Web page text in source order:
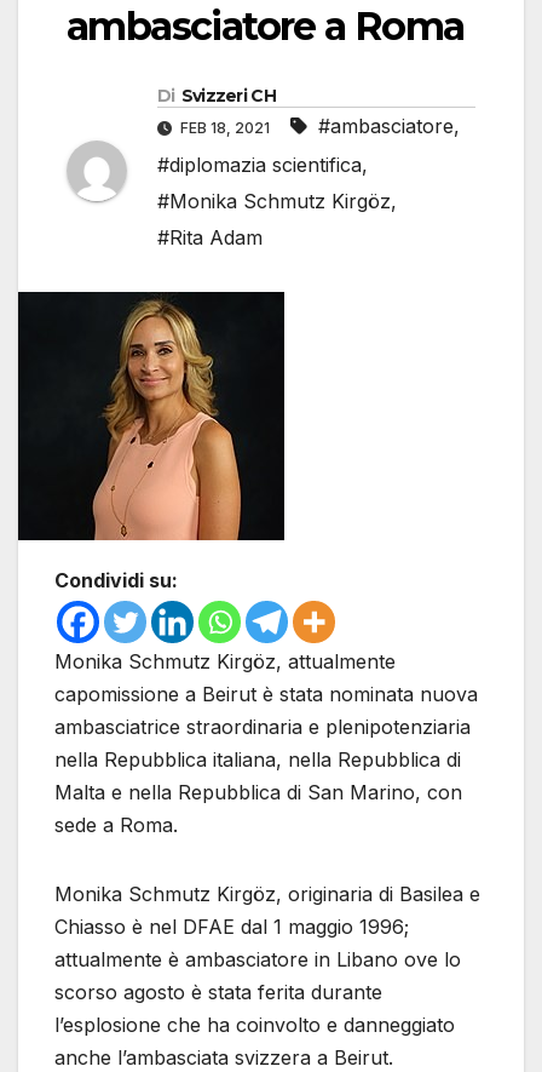
ambasciatore a Roma
Di Svizzeri CH
FEB 18, 2021 #ambasciatore,
#diplomazia scientifica,
#Monika Schmutz Kirgöz,
#Rita Adam
Condividi su:
Monika Schmutz Kirgöz, attualmente
capomissione a Beirut è stata nominata nuova
ambasciatrice straordinaria e plenipotenziaria
nella Repubblica italiana, nella Repubblica di
Malta e nella Repubblica di San Marino, con
sede a Roma.
Monika Schmutz Kirgöz, originaria di Basilea e
Chiasso è nel DFAE dal 1 maggio 1996;
attualmente è ambasciatore in Libano ove lo
scorso agosto è stata ferita durante
l’esplosione che ha coinvolto e danneggiato
anche l’ambasciata svizzera a Beirut.